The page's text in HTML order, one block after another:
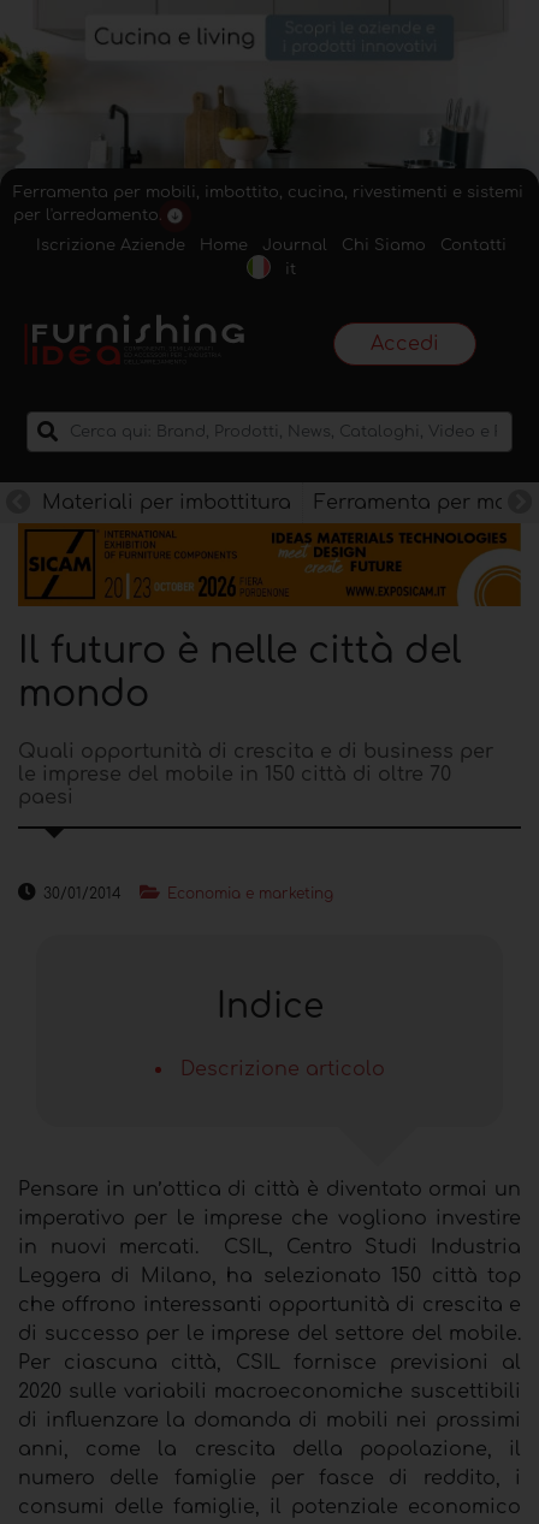
Ferramenta per mobili, imbottito, cucina, rivestimenti e sistemi
per l'arredamento.
Iscrizione Aziende
Home Journal Chi Siamo
Contatti
it
Accedi
Materiali per imbottitura Ferramenta per mobili
Il futuro è nelle città del
mondo
Quali opportunità di crescita e di business per
le imprese del mobile in 150 città di oltre 70
paesi
30/01/2014 Economia e marketing
Indice
Descrizione articolo
Pensare in un’ottica di città è diventato ormai un
imperativo per le imprese che vogliono investire
in nuovi mercati. CSIL, Centro Studi Industria
Leggera di Milano, ha selezionato 150 città top
che offrono interessanti opportunità di crescita e
di successo per le imprese del settore del mobile.
Per ciascuna città, CSIL fornisce previsioni al
2020 sulle variabili macroeconomiche suscettibili
di influenzare la domanda di mobili nei prossimi
anni, come la crescita della popolazione, il
numero delle famiglie per fasce di reddito, i
consumi delle famiglie, il potenziale economico